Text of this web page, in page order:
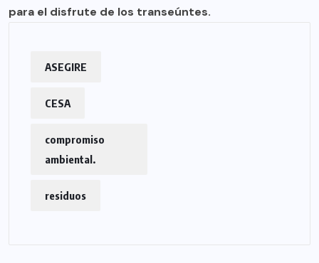
para el disfrute de los transeúntes.
ASEGIRE
CESA
compromiso
ambiental.
residuos